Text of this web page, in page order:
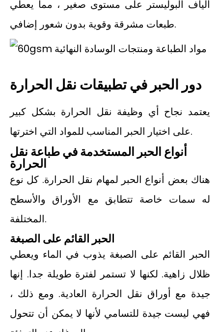
ألياف البوليستر على مستوى صغير ، مما يعطي
طبعات مشرقة وقوية بدون شعور إضافي.
دور الحبر في تطبيقات نقل الحرارة
يعتمد نجاح أي وظيفة نقل الحرارة بشكل كبير
على اختيار الحبر المناسب للمواد التي اخترتها.
أنواع الحبر المستخدمة في طباعة نقل
الحرارة
هناك بعض أنواع الحبر لمهام نقل الحرارة. كل نوع
له سمات خاصة تتطابق مع الأوراق والأسطح
المختلفة.
الحبر القائم على الصبغة
الحبر القائم على الصبغة يذوب في الماء ويعطي
ظلال زاهية. لكنها لا تستمر لفترة طويلة جدا. إنها
جيدة مع أوراق نقل الحرارة العادية. ومع ذلك ،
فهي ليست جيدة للتسامي لأنها لا يمكن أن تتحول